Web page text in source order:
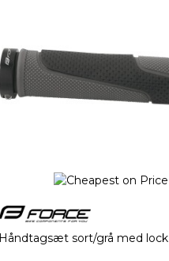
Håndtagsæt sort/grå med lock